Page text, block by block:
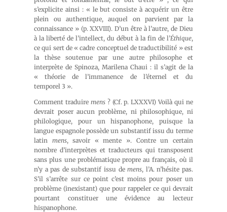
s’explicite ainsi : « le but consiste à acquérir un être
plein ou authentique, auquel on parvient par la
connaissance » (p. XXVIII). D’un être à l’autre, de Dieu
à la liberté de l’intellect, du début à la fin de l’Éthique,
ce qui sert de « cadre conceptuel de traductibilité » est
la thèse soutenue par une autre philosophe et
interprète de Spinoza, Marilena Chaui : il s’agit de la
« théorie de l’immanence de l’éternel et du
temporel 3 ».
Comment traduire mens? (Cf. p. LXXXVI) Voilà qui ne
devrait poser aucun problème, ni philosophique, ni
philologique, pour un hispanophone, puisque la
langue espagnole possède un substantif issu du terme
latin mens, savoir « mente ». Contre un certain
nombre d’interprètes et traducteurs qui transposent
sans plus une problématique propre au français, où il
n’y a pas de substantif issu demens, l’A. n’hésite pas.
S’il s’arrête sur ce point c’est moins pour poser un
problème (inexistant) que pour rappeler ce qui devrait
pourtant constituer une évidence au lecteur
hispanophone.